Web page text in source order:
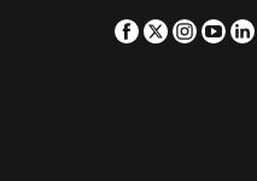
Hotel Na Pekárně Facebook
Twitter